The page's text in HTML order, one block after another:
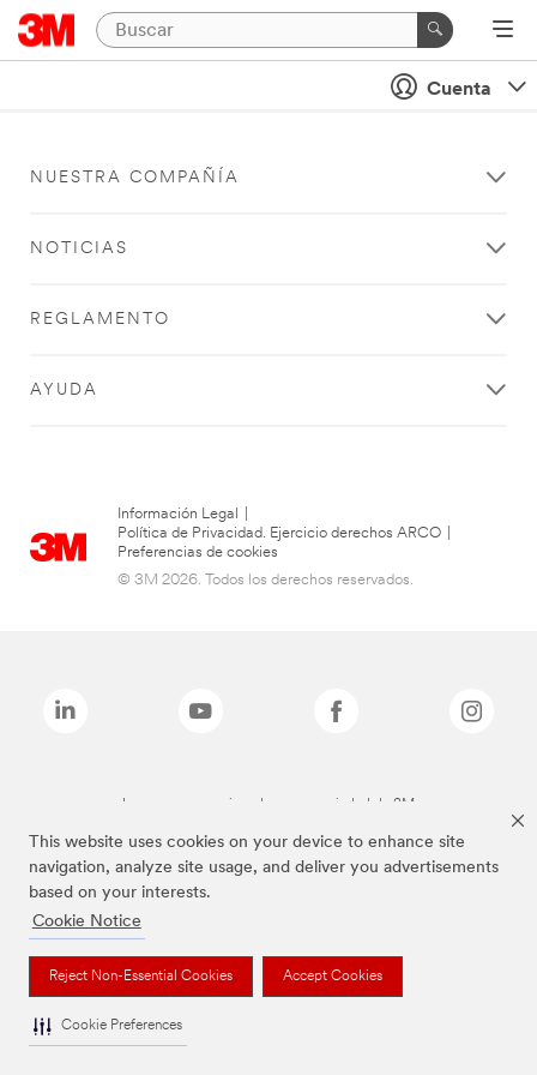
This website uses cookies on your device to enhance site
navigation, analyze site usage, and deliver you advertisements
based on your interests.
Cookie Notice
Reject Non-Essential Cookies Accept Cookies
Cookie Preferences
Cuenta
NUESTRA COMPAÑÍA
NOTICIAS
REGLAMENTO
AYUDA
Información Legal
Política de Privacidad. Ejercicio derechos ARCO
Preferencias de cookies
© 3M 2026. Todos los derechos reservados.
Las marcas mencionadas son propiedad de 3M